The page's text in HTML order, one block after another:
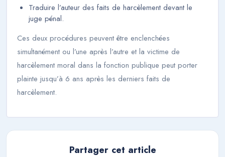
Traduire l’auteur des faits de harcèlement devant le
juge pénal.
Ces deux procédures peuvent être enclenchées
simultanément ou l’une après l’autre et la victime de
harcèlement moral dans la fonction publique peut porter
plainte jusqu’à 6 ans après les derniers faits de
harcèlement.
Partager cet article